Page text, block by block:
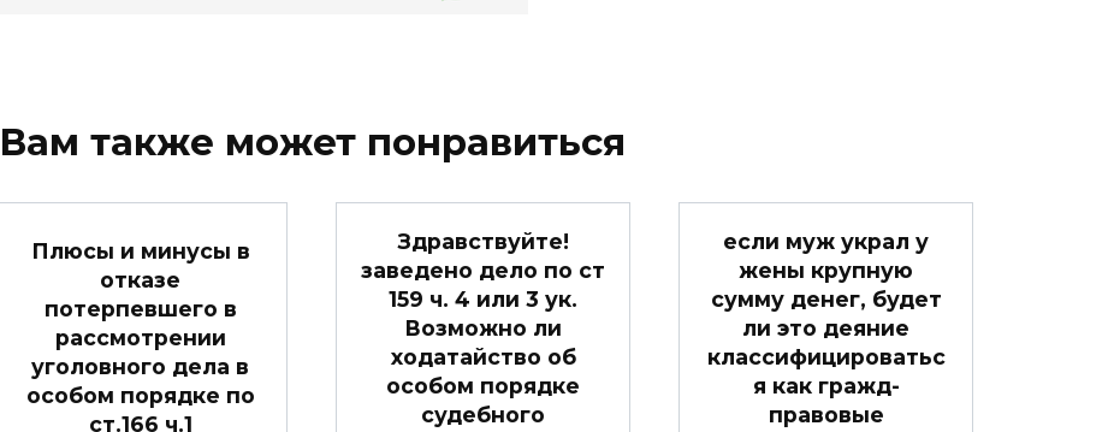
Вам также может понравиться
Плюсы и минусы в
отказе
потерпевшего в
рассмотрении
уголовного дела в
особом порядке по
ст.166 ч.1
Здравствуйте!
заведено дело по ст
159 ч. 4 или 3 ук.
Возможно ли
ходатайство об
особом порядке
судебного
если муж украл у
жены крупную
сумму денег, будет
ли это деяние
классифицироватьс
я как гражд-
правовые